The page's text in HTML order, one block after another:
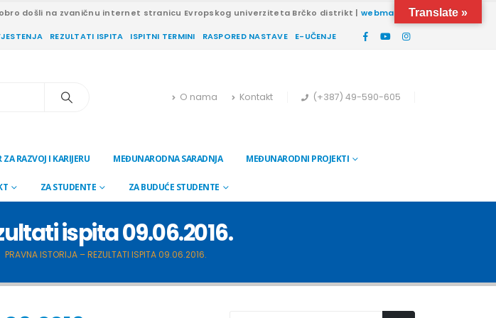
došli na zvaničnu internet stranicu Evropskog univerziteta Brčko distrikt |webmail
REZULTATI ISPITA ISPITNI TERMINI RASPORED NASTAVE E-UČENJE
O nama Kontakt (+387) 49-590-605
RAZVOJ I KARIJERU MEĐUNARODNA SARADNJA MEĐUNARODNI PROJEKTI
ZA STUDENTE ZA BUDUĆE STUDENTE
ispita 09.06.2016.
PRAVNA ISTORIJA – REZULTATI ISPITA 09.06.2016.
Translate »